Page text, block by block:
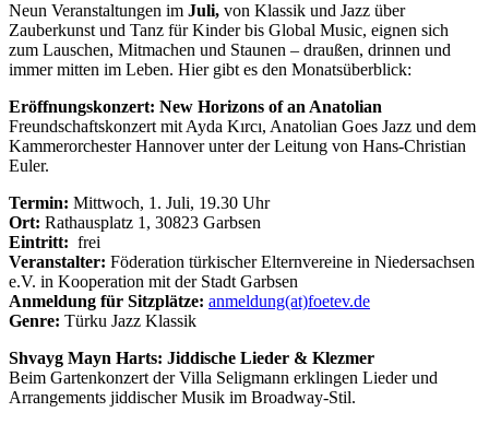
Neun Veranstaltungen im Juli, von Klassik und Jazz über
Zauberkunst und Tanz für Kinder bis Global Music, eignen sich
zum Lauschen, Mitmachen und Staunen – draußen, drinnen und
immer mitten im Leben. Hier gibt es den Monatsüberblick:
Eröffnungskonzert: New Horizons of an Anatolian
Freundschaftskonzert mit Ayda Kırcı, Anatolian Goes Jazz und dem
Kammerorchester Hannover unter der Leitung von Hans-Christian
Euler.
Termin: Mittwoch, 1. Juli, 19.30 Uhr
Ort: Rathausplatz 1, 30823 Garbsen
Eintritt: frei
Veranstalter: Föderation türkischer Elternvereine in Niedersachsen
e.V. in Kooperation mit der Stadt Garbsen
Anmeldung für Sitzplätze: anmeldung(at)foetev.de
Genre: Türku Jazz Klassik
Shvayg Mayn Harts: Jiddische Lieder & Klezmer
Beim Gartenkonzert der Villa Seligmann erklingen Lieder und
Arrangements jiddischer Musik im Broadway-Stil.